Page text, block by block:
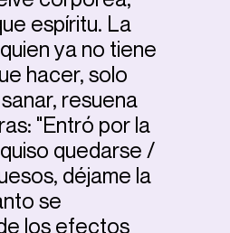
espíritu. La
ya no tiene
hacer, solo
resuena
"Entró por la
quedarse /
déjame la
se
los efectos